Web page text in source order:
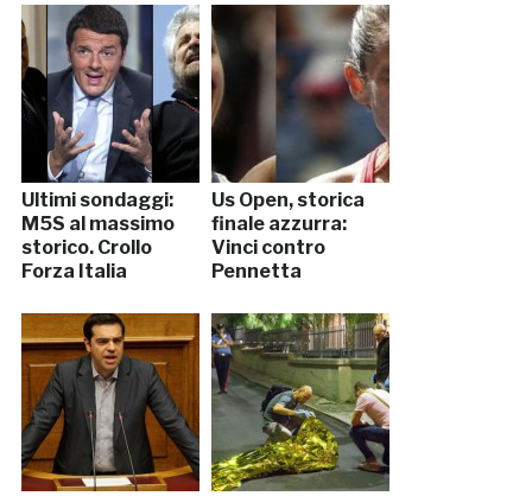
Ultimi sondaggi:
M5S al massimo
storico. Crollo
Forza Italia
Us Open, storica
finale azzurra:
Vinci contro
Pennetta